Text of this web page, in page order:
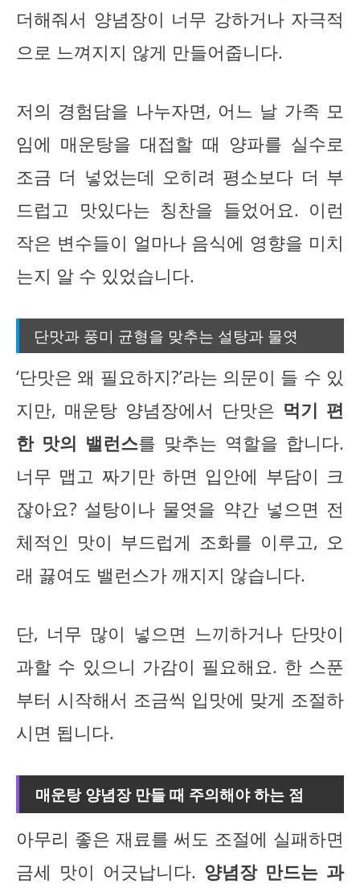
더해줘서 양념장이 너무 강하거나 자극적
으로 느껴지지 않게 만들어줍니다.
저의 경험담을 나누자면, 어느 날 가족 모
임에 매운탕을 대접할 때 양파를 실수로
조금 더 넣었는데 오히려 평소보다 더 부
드럽고 맛있다는 칭찬을 들었어요. 이런
작은 변수들이 얼마나 음식에 영향을 미치
는지 알 수 있었습니다.
단맛과 풍미 균형을 맞추는 설탕과 물엿
‘단맛은 왜 필요하지?’라는 의문이 들 수 있
지만, 매운탕 양념장에서 단맛은 먹기 편
한 맛의 밸런스를 맞추는 역할을 합니다.
너무 맵고 짜기만 하면 입안에 부담이 크
잖아요? 설탕이나 물엿을 약간 넣으면 전
체적인 맛이 부드럽게 조화를 이루고, 오
래 끓여도 밸런스가 깨지지 않습니다.
단, 너무 많이 넣으면 느끼하거나 단맛이
과할 수 있으니 가감이 필요해요. 한 스푼
부터 시작해서 조금씩 입맛에 맞게 조절하
시면 됩니다.
매운탕 양념장 만들 때 주의해야 하는 점
아무리 좋은 재료를 써도 조절에 실패하면
금세 맛이 어긋납니다. 양념장 만드는 과